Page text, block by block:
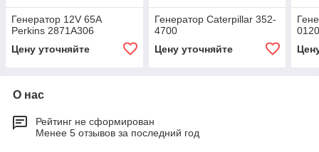
Генератор 12V 65A
Perkins 2871A306
Цену уточняйте
Генератор Caterpillar 352-
4700
Цену уточняйте
О нас
Рейтинг не сформирован
Менее 5 отзывов за последний год